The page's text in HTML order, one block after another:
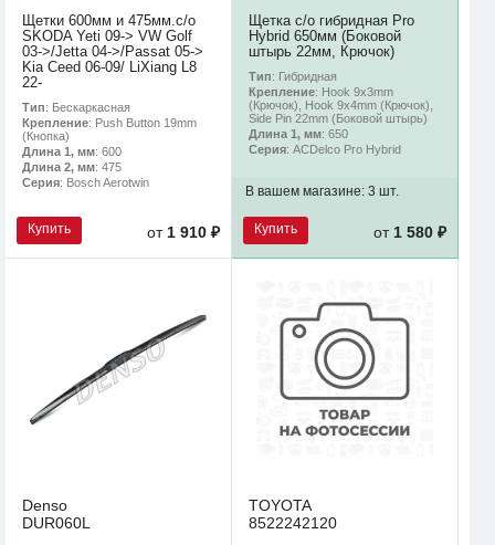
Щетки 600мм и 475мм.с/о
SKODA Yeti 09-> VW Golf
03->/Jetta 04->/Passat 05->
Kia Ceed 06-09/ LiXiang L8
22-
Тип: Бескаркасная
Крепление: Push Button 19mm
(Кнопка)
Длина 1, мм: 600
Длина 2, мм: 475
Серия: Bosch Aerotwin
Купить от 1 910 ₽
Щетка с/о гибридная Pro
Hybrid 650мм (Боковой
штырь 22мм, Крючок)
Тип: Гибридная
Крепление: Hook 9x3mm
(Крючок), Hook 9x4mm (Крючок),
Side Pin 22mm (Боковой штырь)
Длина 1, мм: 650
Серия: ACDelco Pro Hybrid
В вашем магазине: 3 шт.
Купить от 1 580 ₽
Denso
DUR060L
TOYOTA
8522242120